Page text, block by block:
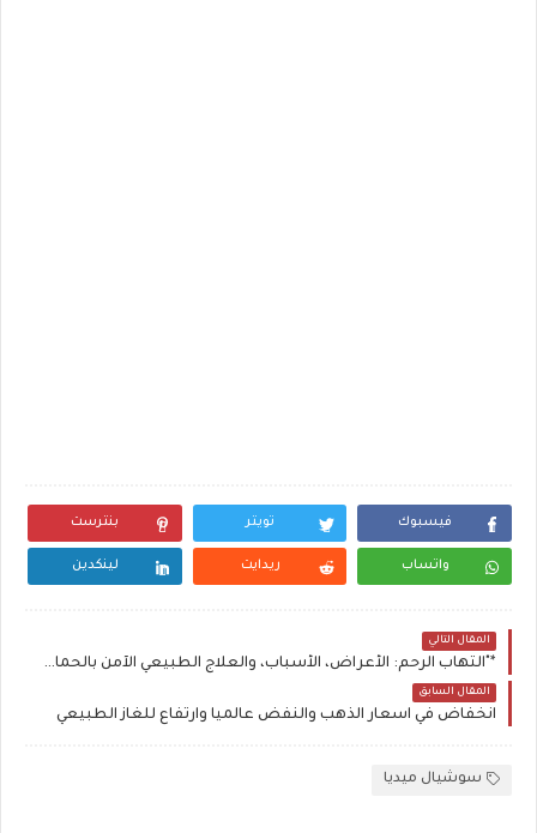
فيسبوك تويتر بنترست
واتساب ريدايت لينكدين
المقال التالي
*"التهاب الرحم: الأعراض، الأسباب، والعلاج الطبيعي الآمن بالحمام الدافئ والأعشاب"*
المقال السابق
انخفاض في اسعار الذهب والنفض عالميا وارتفاع للغاز الطبيعي
سوشيال ميديا